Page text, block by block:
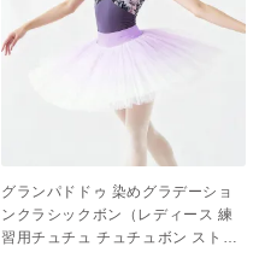
グランパドドゥ 染めグラデーショ
ンクラシックボン（レディース 練
習用チュチュ チュチュボン ストレ